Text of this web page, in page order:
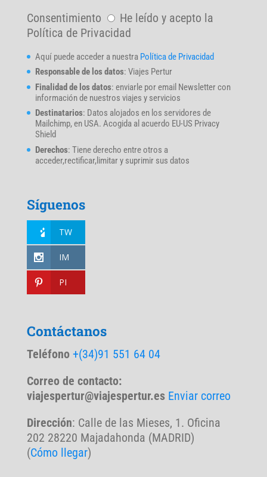
Consentimiento
He leído y acepto la
Política de Privacidad
Aquí puede acceder a nuestra Política de Privacidad
Responsable de los datos: Viajes Pertur
Finalidad de los datos: enviarle por email Newsletter con
información de nuestros viajes y servicios
Destinatarios: Datos alojados en los servidores de
Mailchimp, en USA. Acogida al acuerdo EU-US Privacy
Shield
Derechos: Tiene derecho entre otros a
acceder,rectificar,limitar y suprimir sus datos
Síguenos
TW
IM
PI
Contáctanos
Teléfono +(34)91 551 64 04
Correo de contacto:
viajespertur@viajespertur.es Enviar correo
Dirección: Calle de las Mieses, 1. Oficina
202 28220 Majadahonda (MADRID)
(Cómo llegar)